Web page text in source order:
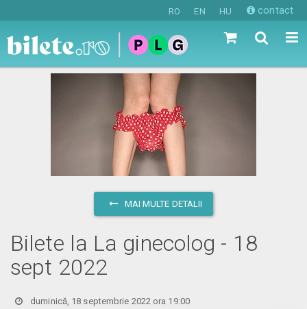
RO EN HU contact
MAI MULTE DETALII
Bilete la La ginecolog - 18
sept 2022
duminică, 18 septembrie 2022 ora 19:00